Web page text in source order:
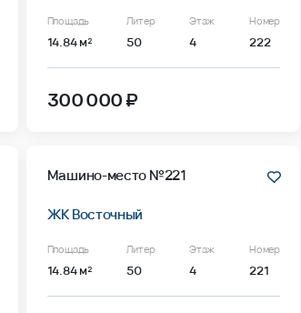
Площадь
14.84 м²
Литер
50
Этаж
4
Номер
222
300 000 ₽
Машино-место №221
ЖК Восточный
Площадь
14.84 м²
Литер
50
Этаж
4
Номер
221